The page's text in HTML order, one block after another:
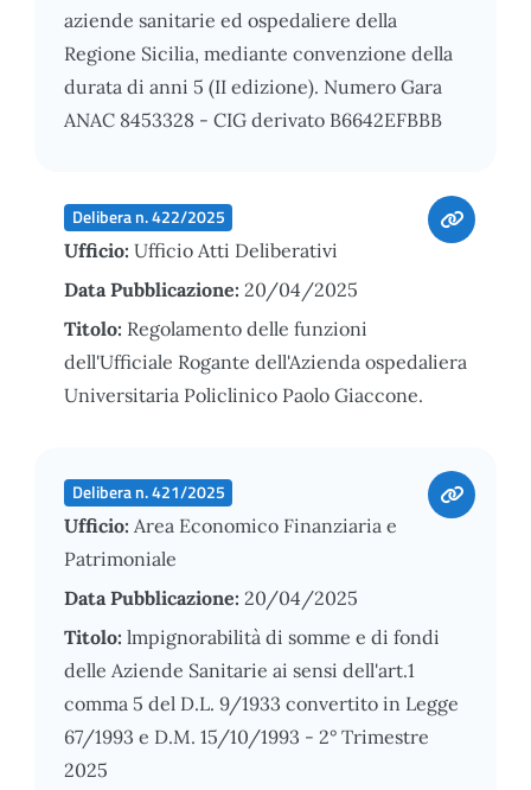
aziende sanitarie ed ospedaliere della
Regione Sicilia, mediante convenzione della
durata di anni 5 (II edizione). Numero Gara
ANAC 8453328 - CIG derivato B6642EFBBB
Delibera n. 422/2025
Ufficio: Ufficio Atti Deliberativi
Data Pubblicazione: 20/04/2025
Titolo: Regolamento delle funzioni
dell'Ufficiale Rogante dell'Azienda ospedaliera
Universitaria Policlinico Paolo Giaccone.
Delibera n. 421/2025
Ufficio: Area Economico Finanziaria e
Patrimoniale
Data Pubblicazione: 20/04/2025
Titolo: lmpignorabilità di somme e di fondi
delle Aziende Sanitarie ai sensi dell'art.1
comma 5 del D.L. 9/1933 convertito in Legge
67/1993 e D.M. 15/10/1993 - 2° Trimestre
2025